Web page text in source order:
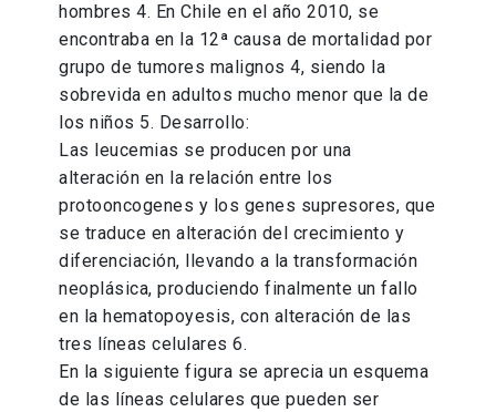
hombres 4. En Chile en el año 2010, se
encontraba en la 12ª causa de mortalidad por
grupo de tumores malignos 4, siendo la
sobrevida en adultos mucho menor que la de
los niños 5. Desarrollo:
Las leucemias se producen por una
alteración en la relación entre los
protooncogenes y los genes supresores, que
se traduce en alteración del crecimiento y
diferenciación, llevando a la transformación
neoplásica, produciendo finalmente un fallo
en la hematopoyesis, con alteración de las
tres líneas celulares 6.
En la siguiente figura se aprecia un esquema
de las líneas celulares que pueden ser